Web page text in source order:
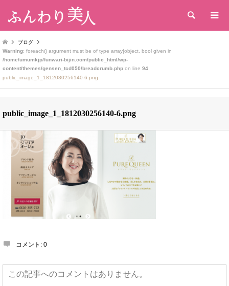
検索
ブログ
Warning: foreach() argument must be of type array|object, bool given in
/home/umumkjp/funwari-bijin.com/public_html/wp-
content/themes/gensen_tcd050/breadcrumb.php on line 94
public_image_1_1812030256140-6.png
public_image_1_1812030256140-6.png
コメント: 0
この記事へのコメントはありません。